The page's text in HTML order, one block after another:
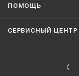
ПОМОЩЬ
СЕРВИСНЫЙ ЦЕНТР